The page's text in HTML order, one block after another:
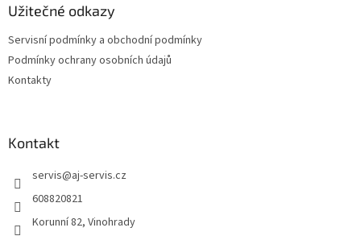
Užitečné odkazy
Servisní podmínky a obchodní podmínky
Podmínky ochrany osobních údajů
Kontakty
Kontakt
servis@aj-servis.cz
608820821
Korunní 82, Vinohrady